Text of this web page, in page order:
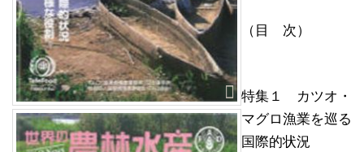
（目 次）
特集１ カツオ・
マグロ漁業を巡る
国際的状況